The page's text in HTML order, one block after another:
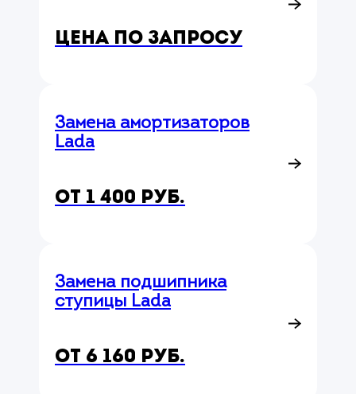
Цена по запросу
Замена амортизаторов
Lada
от 1 400 руб.
Замена подшипника
ступицы Lada
от 6 160 руб.